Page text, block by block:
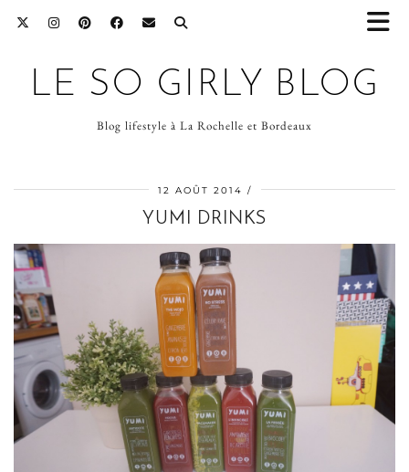
LE SO GIRLY BLOG
Blog lifestyle à La Rochelle et Bordeaux
12 AOÛT 2014
YUMI DRINKS